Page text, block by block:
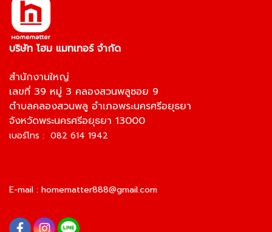
บริษัท โฮม แมทเทอร์ จำกัด
สำนักงานใหญ่
เลขที่ 39 หมู่ 3 คลองสวนพลูซอย 9
ตำบลคลองสวนพลู อำเภอพระนครศรีอยุธยา
จังหวัดพระนครศรีอยุธยา 13000
เบอร์โทร : 082 614 1942
E-mail : homematter888@gmail.com